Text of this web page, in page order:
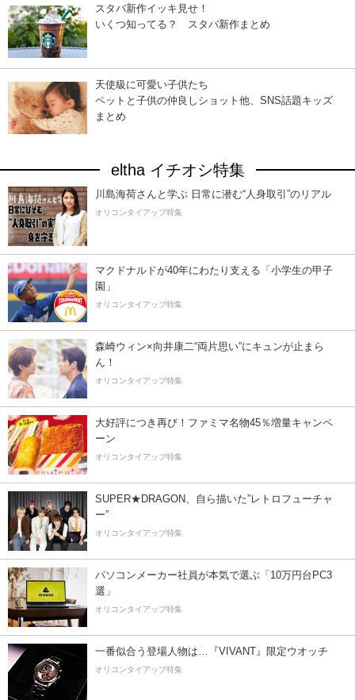
スタバ新作イッキ見せ！
いくつ知ってる？ スタバ新作まとめ
天使級に可愛い子供たち
ペットと子供の仲良しショット他、SNS話題キッズ
まとめ
eltha イチオシ特集
川島海荷さんと学ぶ 日常に潜む“人身取引”のリアル
オリコンタイアップ特集
マクドナルドが40年にわたり支える「小学生の甲子
園」
オリコンタイアップ特集
森崎ウィン×向井康二“両片思い”にキュンが止まら
ん！
オリコンタイアップ特集
大好評につき再び！ファミマ名物45％増量キャンペ
ーン
オリコンタイアップ特集
SUPER★DRAGON、自ら描いた”レトロフューチャ
ー”
オリコンタイアップ特集
パソコンメーカー社員が本気で選ぶ「10万円台PC3
選」
オリコンタイアップ特集
一番似合う登場人物は…『VIVANT』限定ウオッチ
オリコンタイアップ特集